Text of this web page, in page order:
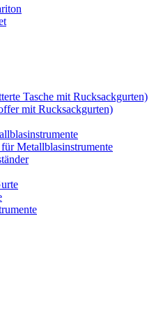
Tasche mit Rucksackgurten)
mit Rucksackgurten)
Metallblasinstrumente